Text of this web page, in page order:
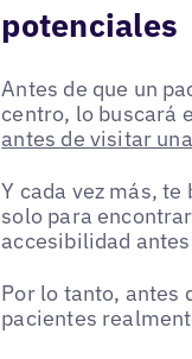
potenciales
Antes de que un
centro, lo buscará
antes de visitar
Y cada vez más, te
solo para
accesibilidad antes
Por lo tanto, antes
pacientes